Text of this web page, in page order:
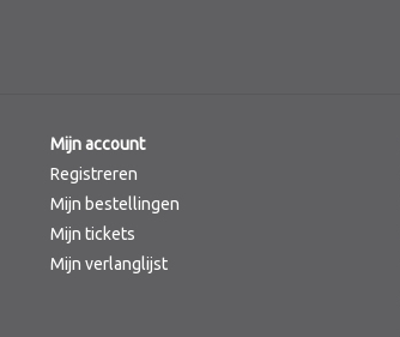
Mijn account
Registreren
Mijn bestellingen
Mijn tickets
Mijn verlanglijst